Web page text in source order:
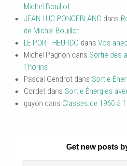
Michel Bouillot
JEAN LUC PONCEBLANC dans
de Michel Bouillot
LE PORT HEURDO dans Vos
Michel Pagnon dans Sortie des
Thorins
Pascal Gendrot dans Sortie
Cordet dans Sortie Énergies
guyon dans Classes de 1960 à
Get new posts